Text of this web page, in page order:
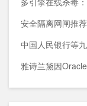
安全隔离网闸推
雅诗兰黛因